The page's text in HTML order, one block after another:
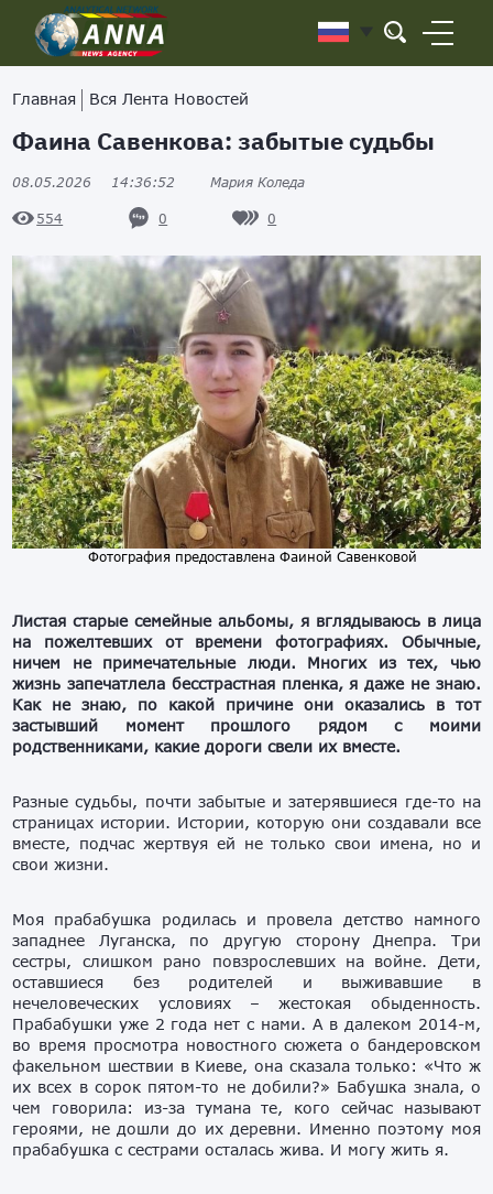
Главная Вся Лента Новостей
Фаина Савенкова: забытые судьбы
08.05.2026 14:36:52 Мария Коледа
554 0 0
Фотография предоставлена Фаиной Савенковой
Листая старые семейные альбомы, я вглядываюсь в лица
на пожелтевших от времени фотографиях. Обычные,
ничем не примечательные люди. Многих из тех, чью
жизнь запечатлела бесстрастная пленка, я даже не знаю.
Как не знаю, по какой причине они оказались в тот
застывший момент прошлого рядом с моими
родственниками, какие дороги свели их вместе.
Разные судьбы, почти забытые и затерявшиеся где-то на
страницах истории. Истории, которую они создавали все
вместе, подчас жертвуя ей не только свои имена, но и
свои жизни.
Моя прабабушка родилась и провела детство намного
западнее Луганска, по другую сторону Днепра. Три
сестры, слишком рано повзрослевших на войне. Дети,
оставшиеся без родителей и выживавшие в
нечеловеческих условиях – жестокая обыденность.
Прабабушки уже 2 года нет с нами. А в далеком 2014-м,
во время просмотра новостного сюжета о бандеровском
факельном шествии в Киеве, она сказала только: «Что ж
их всех в сорок пятом-то не добили?» Бабушка знала, о
чем говорила: из-за тумана те, кого сейчас называют
героями, не дошли до их деревни. Именно поэтому моя
прабабушка с сестрами осталась жива. И могу жить я.